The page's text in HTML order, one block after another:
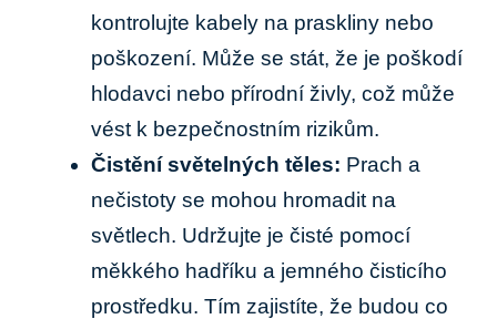
‍kontrolujte kabely ‌na praskliny nebo
poškození. Může se stát, že je⁤ poškodí
hlodavci​ nebo přírodní živly,​ což může
vést k bezpečnostním⁤ rizikům.
Čistění světelných⁣ těles: Prach ​a
⁣nečistoty se mohou hromadit na
světlech. ⁣Udržujte je‍ čisté pomocí
měkkého hadříku a jemného čisticího
prostředku.‌ Tím zajistíte, že budou co